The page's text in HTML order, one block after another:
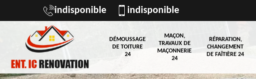
indisponible indisponible
DÉMOUSSAGE
DE TOITURE
24
MAÇON,
TRAVAUX DE
MAÇONNERIE
24
RÉPARATION,
CHANGEMENT
DE FAÎTIÈRE 24